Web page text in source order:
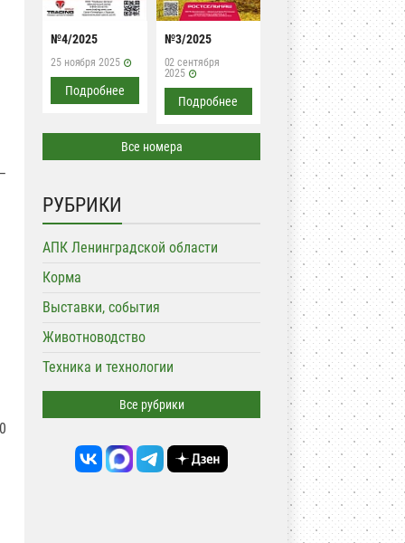
№4/2025
25 ноября 2025
Подробнее
№3/2025
02 сентября
2025
Подробнее
Все номера
РУБРИКИ
АПК Ленинградской области
Корма
Выставки, события
Животноводство
Техника и технологии
Все рубрики